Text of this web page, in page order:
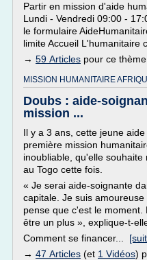
Partir en mission d'aide
Lundi - Vendredi 09:00 -
le formulaire
limite Accueil L'humanitaire
→ 59 Articles pour ce thème
MISSION HUMANITAIRE
Doubs : aide-
mission ...
Il y a 3 ans, cette jeune
première mission
inoubliable, qu'elle
au Togo cette fois.
« Je serai aide-soignante
capitale. Je suis
pense que c'est le
être un plus », explique-t-
Comment se financer...
→ 47 Articles (et 1 Vidéos)